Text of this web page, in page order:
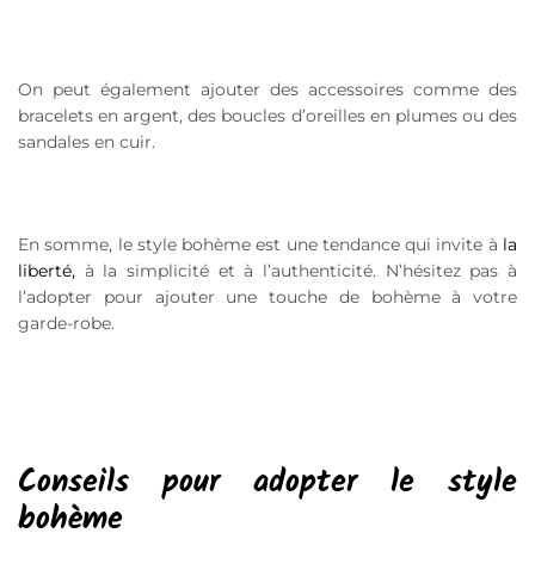
On peut également ajouter des accessoires comme des
bracelets en argent, des boucles d’oreilles en plumes ou des
sandales en cuir.
En somme, le style bohème est une tendance qui invite à la
liberté, à la simplicité et à l’authenticité. N’hésitez pas à
l’adopter pour ajouter une touche de bohème à votre
garde-robe.
Conseils pour adopter le style
bohème